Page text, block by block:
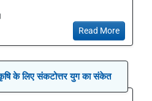
Read More
कृषि के लिए संकटोत्तर युग का संकेत